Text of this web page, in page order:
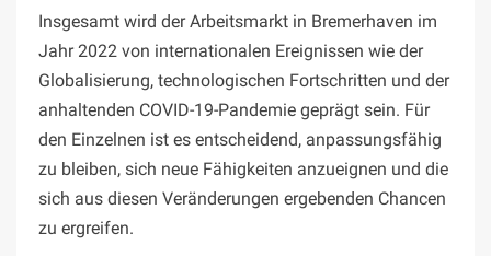
Insgesamt wird der Arbeitsmarkt in Bremerhaven im
Jahr 2022 von internationalen Ereignissen wie der
Globalisierung, technologischen Fortschritten und der
anhaltenden COVID-19-Pandemie geprägt sein. Für
den Einzelnen ist es entscheidend, anpassungsfähig
zu bleiben, sich neue Fähigkeiten anzueignen und die
sich aus diesen Veränderungen ergebenden Chancen
zu ergreifen.